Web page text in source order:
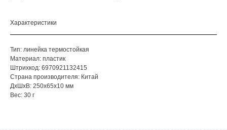
Характеристики
Тип: линейка термостойкая
Материал: пластик
Штрихкод: 6970921132415
Страна производителя: Китай
ДxШxВ: 250x65x10 мм
Вес: 30 г